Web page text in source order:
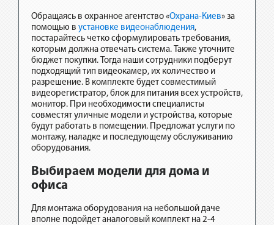
Обращаясь в охранное агентство «Охрана-Киев» за
помощью в установке видеонаблюдения,
постарайтесь четко сформулировать требования,
которым должна отвечать система. Также уточните
бюджет покупки. Тогда наши сотрудники подберут
подходящий тип видеокамер, их количество и
разрешение. В комплекте будет совместимый
видеорегистратор, блок для питания всех устройств,
монитор. При необходимости специалисты
совместят уличные модели и устройства, которые
будут работать в помещении. Предложат услуги по
монтажу, наладке и последующему обслуживанию
оборудования.
Выбираем модели для дома и
офиса
Для монтажа оборудования на небольшой даче
вполне подойдет аналоговый комплект на 2-4